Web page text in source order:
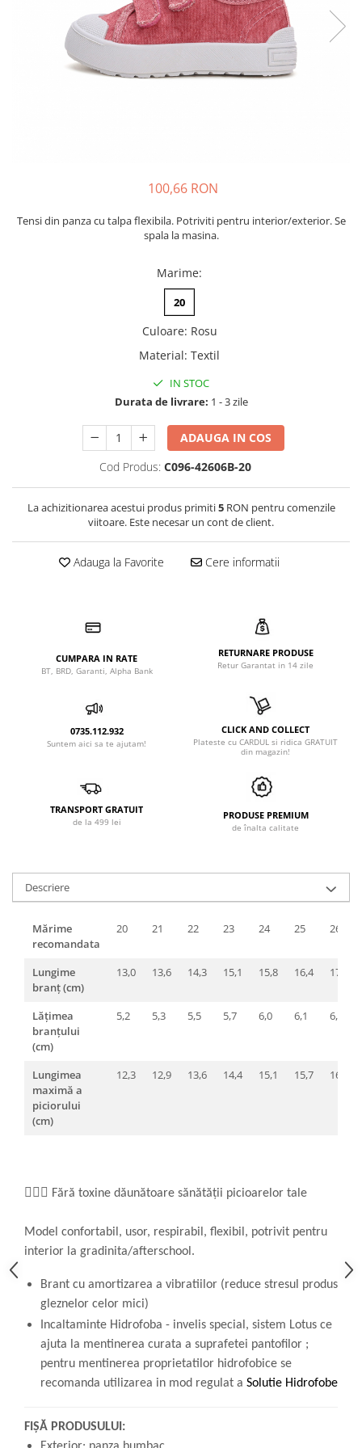
100,66 RON
Tensi din panza cu talpa flexibila. Potriviti pentru interior/exterior. Se
spala la masina.
Marime:
20
Culoare: Rosu
Material: Textil
IN STOC
Durata de livrare: 1 - 3 zile
ADAUGA IN COS
Cod Produs: C096-42606B-20
La achizitionarea acestui produs primiti5RON pentru comenzile
viitoare. Este necesar un cont de client.
Adauga la Favorite Cere informatii
CUMPARA IN RATE
BT, BRD, Garanti, Alpha Bank
RETURNARE PRODUSE
Retur Garantat in 14 zile
0735.112.932
Suntem aici sa te ajutam!
CLICK AND COLLECT
Plateste cu CARDUL si ridica GRATUIT
din magazin!
TRANSPORT GRATUIT
de la 499 lei
PRODUSE PREMIUM
de înalta calitate
Descriere
Mărime
recomandata
20 21 22 23 24 25 26
Lungime
branț (cm)
13,0 13,6 14,3 15,1 15,8 16,4 17,0
Lățimea
branțului
(cm)
5,2 5,3 5,5 5,7 6,0 6,1 6,2
Lungimea
maximă a
piciorului
(cm)
12,3 12,9 13,6 14,4 15,1 15,7 16,3
👩🏼‍⚕️ Fără toxine dăunătoare sănătății picioarelor tale
Model confortabil, usor, respirabil, flexibil, potrivit pentru
interior la gradinita/afterschool.
Brant cu amortizarea a vibratiilor (reduce stresul produs
gleznelor celor mici)
Incaltaminte Hidrofoba - invelis special, sistem Lotus ce
ajuta la mentinerea curata a suprafetei pantofilor ;
pentru mentinerea proprietatilor hidrofobice se
recomanda utilizarea in mod regulat a Solutie Hidrofobe
FIȘĂ PRODUSULUI: